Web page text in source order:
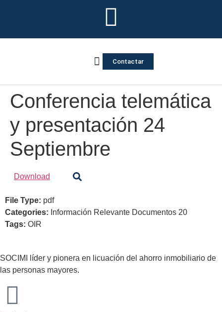
Contactar
Conferencia telemática
y presentación 24
Septiembre
Download
File Type: pdf
Categories: Información Relevante Documentos 20
Tags: OIR
SOCIMI líder y pionera en licuación del ahorro inmobiliario de
las personas mayores.